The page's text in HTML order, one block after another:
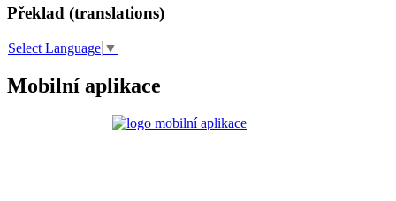
Překlad (translations)
Select Language ▼
Mobilní aplikace